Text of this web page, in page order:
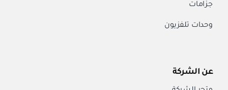
جزّامات
وحدات تلفزيون
عن الشركة